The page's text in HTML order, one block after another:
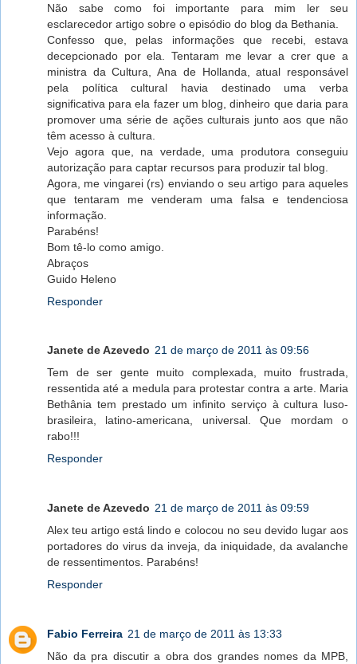
Não sabe como foi importante para mim ler seu
esclarecedor artigo sobre o episódio do blog da Bethania.
Confesso que, pelas informações que recebi, estava
decepcionado por ela. Tentaram me levar a crer que a
ministra da Cultura, Ana de Hollanda, atual responsável
pela política cultural havia destinado uma verba
significativa para ela fazer um blog, dinheiro que daria para
promover uma série de ações culturais junto aos que não
têm acesso à cultura.
Vejo agora que, na verdade, uma produtora conseguiu
autorização para captar recursos para produzir tal blog.
Agora, me vingarei (rs) enviando o seu artigo para aqueles
que tentaram me venderam uma falsa e tendenciosa
informação.
Parabéns!
Bom tê-lo como amigo.
Abraços
Guido Heleno
Responder
Janete de Azevedo 21 de março de 2011 às 09:56
Tem de ser gente muito complexada, muito frustrada,
ressentida até a medula para protestar contra a arte. Maria
Bethânia tem prestado um infinito serviço à cultura luso-
brasileira, latino-americana, universal. Que mordam o
rabo!!!
Responder
Janete de Azevedo 21 de março de 2011 às 09:59
Alex teu artigo está lindo e colocou no seu devido lugar aos
portadores do virus da inveja, da iniquidade, da avalanche
de ressentimentos. Parabéns!
Responder
Fabio Ferreira 21 de março de 2011 às 13:33
Não da pra discutir a obra dos grandes nomes da MPB,